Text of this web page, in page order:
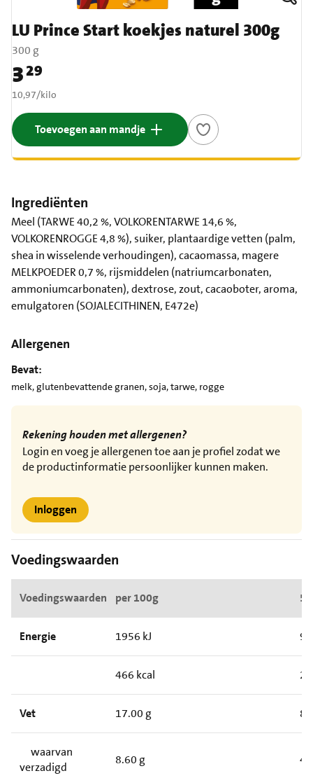
LU Prince Start koekjes naturel 300g
300 g
Prijs: € 3,29
329
€ 10,97 per kilo
10,97/kilo
Toevoegen aan mandje
Ingrediënten
Meel (TARWE 40,2 %, VOLKORENTARWE 14,6 %,
VOLKORENROGGE 4,8 %), suiker, plantaardige vetten (palm,
shea in wisselende verhoudingen), cacaomassa, magere
MELKPOEDER 0,7 %, rijsmiddelen (natriumcarbonaten,
ammoniumcarbonaten), dextrose, zout, cacaoboter, aroma,
emulgatoren (SOJALECITHINEN, E472e)
Allergenen
Bevat:
melk, glutenbevattende granen, soja, tarwe, rogge
Rekening houden met allergenen?
Login en voeg je allergenen toe aan je profiel zodat we
de productinformatie persoonlijker kunnen maken.
Inloggen
Voedingswaarden
Voedingswaarden per 100g
Energie 1956 kJ
466 kcal
Vet 17.00 g
waarvan
verzadigd
8.60 g